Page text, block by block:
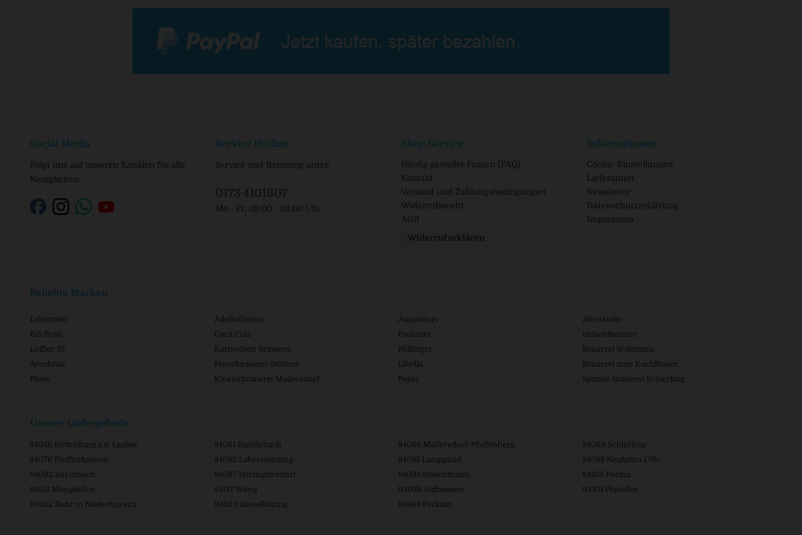
Social Media
Folgt uns auf unseren Kanälen für alle
Neuigkeiten:
Service Hotline
Service und Beratung unter:
0173 4101607
Mo - Fr, 09:00 - 20:00 Uhr
Shop Service
Häufig gestellte Fragen (FAQ)
Kontakt
Versand und Zahlungsbedingungen
Widerrufsrecht
AGB
Widerruf erklären
Informationen
Cookie-Einstellungen
Lieferanten
Newsletter
Datenschutzerklärung
Impressum
Beliebte Marken
Labertaler Adelholzener Augustiner
Abenstaler
Erl-Bräu
Coca Cola Paulaner
Hohenthanner
Löffler-Ei
Karmeliten Brauerei Pöllinger
Brauerei Wittmann
Arcobräu
Privatbrauerei Stöttner Libella
Brauerei zum Kuchlbauer
Plose
Klosterbrauerei Mallersdorf Pepsi Spezial-Brauerei Schierling
Unsere Liefergebiete
84056 Rottenburg a.d. Laaber 84061 Egoldsbach 84066 Mallersdorf-Pfaffenberg
84069 Schierling
84076 Pfeffenhausen
84082 Laberweinting 84085 Langquaid
84088 Neufahrn i.Nb.
84092 Bayerbach
84097 Herrngiersdorf 84098 Hohenthann
84103 Postau
84152 Mengkofen
84187 Weng 93089 Aufhausen
93101 Pfakofen
93352 Rohr in Niederbayern
94333 Geiselhöring 94368 Perkam